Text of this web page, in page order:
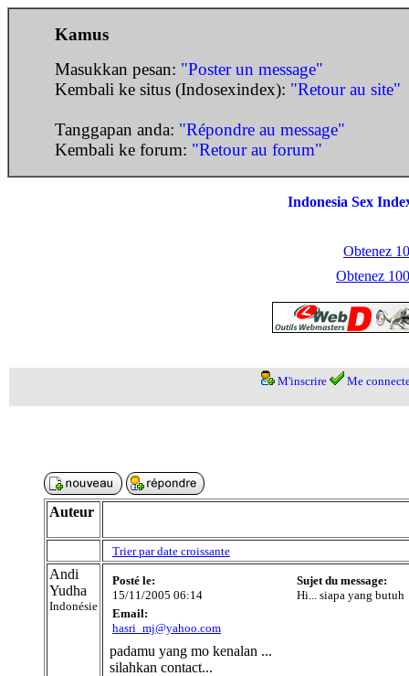
Kamus
Masukkan pesan: "Poster un message"
Kembali ke situs (Indosexindex): "Retour au site"
Tanggapan anda: "Répondre au message"
Kembali ke forum: "Retour au forum"
Indonesia Sex
Obtenez
Obtenez
M'inscrire Me
Auteur
Trier par date croissante
Andi
Yudha
Indonésie
Posté le:
15/11/2005 06:14
Sujet du message:
Hi... siapa yang butuh
Email:
hasri_mj@yahoo.com
padamu yang mo kenalan ...
silahkan contact...